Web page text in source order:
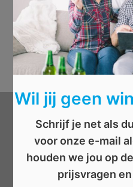
Categorieën
Beauty
Wil jij geen
Schrijf je net als
voor onze e-mail
houden we jou op
prijsvragen